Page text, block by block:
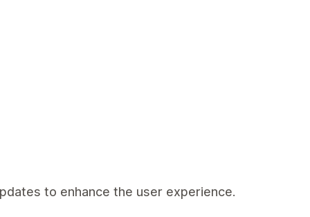
to enhance the user experience.